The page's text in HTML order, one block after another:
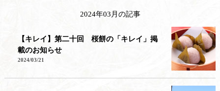
2024年03月の記事
【キレイ】第二十回 桜餅の「キレイ」掲
載のお知らせ
2024/03/21